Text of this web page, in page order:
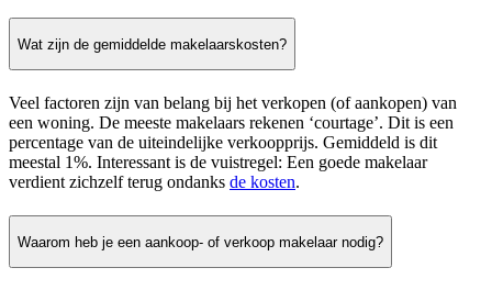
Wat zijn de gemiddelde makelaarskosten?
Veel factoren zijn van belang bij het verkopen (of aankopen) van
een woning. De meeste makelaars rekenen ‘courtage’. Dit is een
percentage van de uiteindelijke verkoopprijs. Gemiddeld is dit
meestal 1%. Interessant is de vuistregel: Een goede makelaar
verdient zichzelf terug ondanks de kosten.
Waarom heb je een aankoop- of verkoop makelaar nodig?